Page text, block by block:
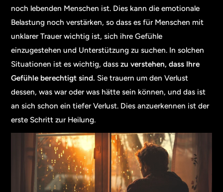
noch lebenden Menschen ist. Dies kann die emotionale
Belastung noch verstärken, so dass es für Menschen mit
unklarer Trauer wichtig ist, sich ihre Gefühle
einzugestehen und Unterstützung zu suchen. In solchen
Situationen ist es wichtig, dasszu verstehen, dass Ihre
Gefühle berechtigt sind. Sie trauern um den Verlust
dessen, was war oder was hätte sein können, und das ist
an sich schon ein tiefer Verlust. Dies anzuerkennen ist der
erste Schritt zur Heilung.